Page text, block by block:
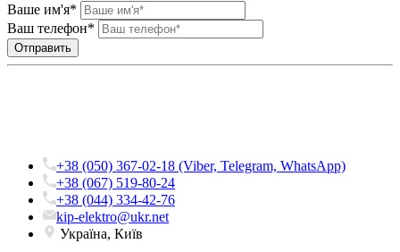
Ваше им'я*
Ваш телефон*
+38 (050) 367-02-18 (Viber, Telegram, WhatsApp)
+38 (067) 519-80-24
+38 (044) 334-42-76
kip-elektro@ukr.net
Україна, Київ